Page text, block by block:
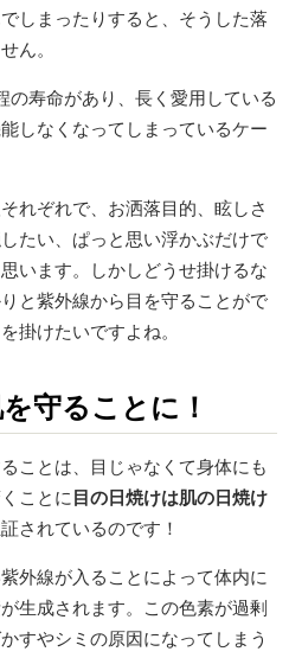
しまったりすると、そうした落
ん。
の寿命があり、長く愛用している
しなくなってしまっているケー
れぞれで、お洒落目的、眩しさ
たい、ぱっと思い浮かぶだけで
います。しかしどうせ掛けるな
と紫外線から目を守ることがで
掛けたいですよね。
守ることに！
ことは、目じゃなくて身体にも
ことに 目の日焼けは肌の日焼け
されているのです！
外線が入ることによって体内に
生成されます。この色素が過剰
すやシミの原因になってしまう